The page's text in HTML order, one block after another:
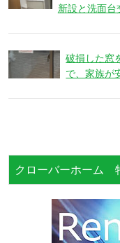
新設と洗面台
破損した窓
で、家族が
クローバーホーム